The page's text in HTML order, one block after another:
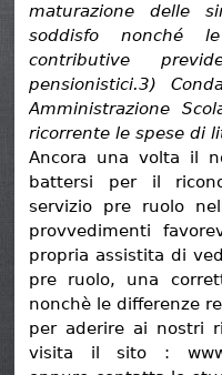
maturazione delle
soddisfo nonché
contributive
pensionistici.3)
Amministrazione
ricorrente le spese di
Ancora una volta il
battersi per il
servizio pre ruolo
provvedimenti
propria assistita di
pre ruolo, una
nonchè le differenze
per aderire ai nostri
visita il sito :